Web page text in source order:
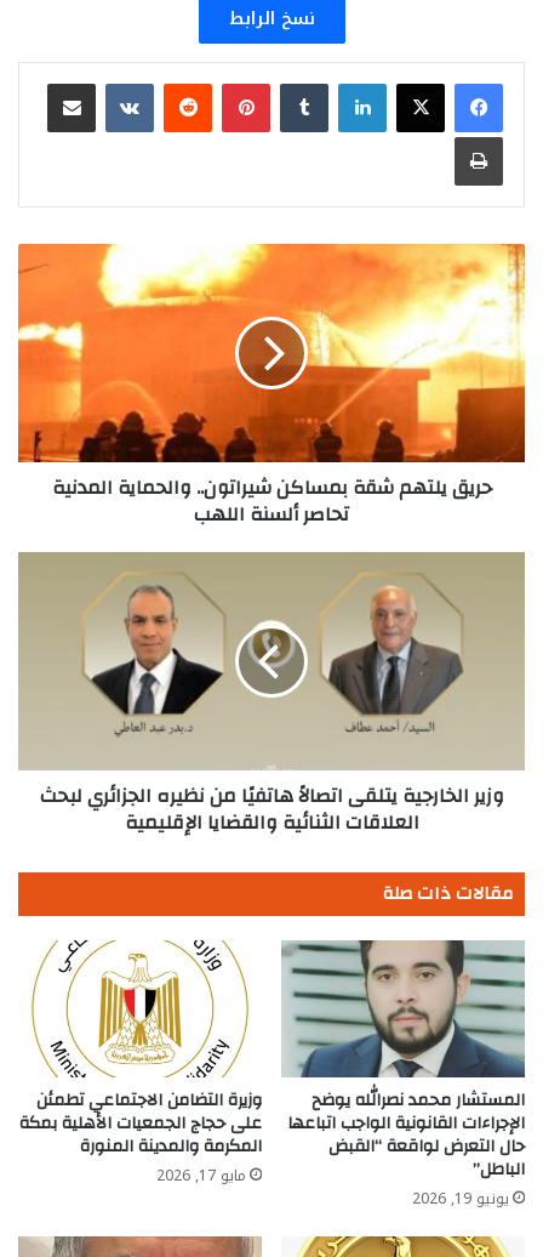
نسخ الرابط
لينكدإن بينتيريست
مشاركة عبر البريد
طباعة
حريق
يلتهم
شقة
بمساكن
شيراتون..
والحماية
المدنية
تحاصر
ألسنة
اللهبحريق يلتهم شقة بمساكن شيراتون.. والحماية المدنية
تحاصر ألسنة اللهب
لبحث
العلاقات
الثنائية
الإقليمية
وزير الخارجية يتلقى اتصالاً هاتفيًا من نظيره الجزائري لبحث
العلاقات الثنائية والقضايا الإقليمية
مقالات ذات صلة
المستشار محمد نصرالله يوضح
الإجراءات القانونية الواجب اتباعها
حال التعرض لواقعة “القبض
الباطل”
يونيو 19, 2026
وزيرة التضامن الاجتماعي تطمئن
على حجاج الجمعيات الأهلية بمكة
المكرمة والمدينة المنورة
مايو 17, 2026